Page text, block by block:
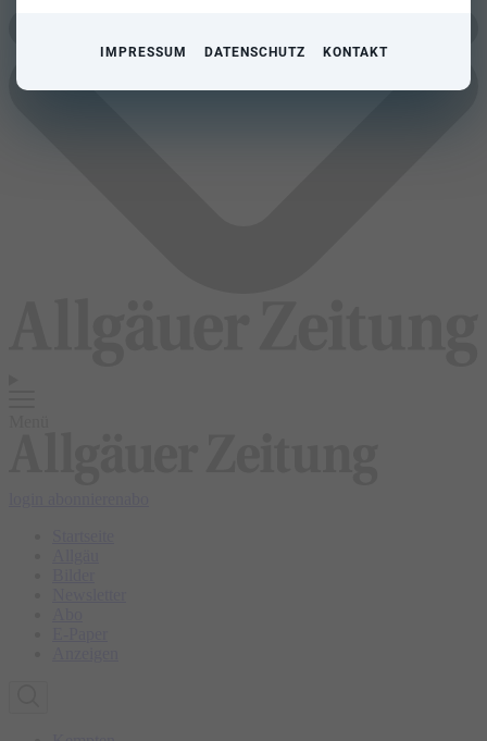
IMPRESSUM DATENSCHUTZ KONTAKT